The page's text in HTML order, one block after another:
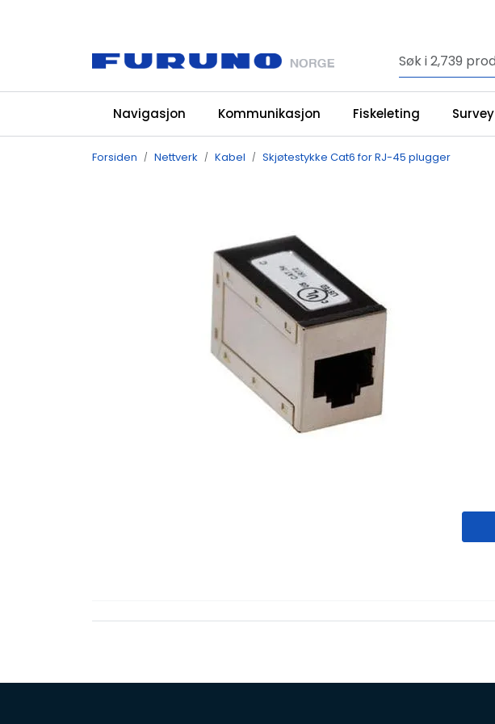
Navigasjon Kommunikasjon Fiskeleting Survey
Forsiden Nettverk Kabel Skjøtestykke Cat6 for RJ-45 plugger